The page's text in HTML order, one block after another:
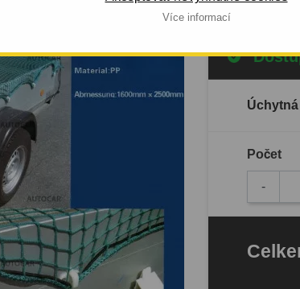
Více informací
Počet
-